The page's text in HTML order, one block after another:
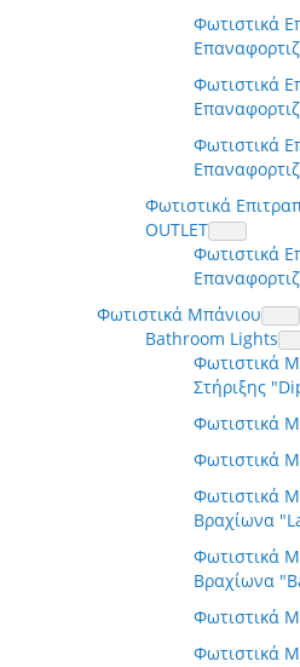
Φωτιστικά
Φωτιστικά
Φωτιστικά
Φωτιστικά
OUTLET
Φωτιστικά
Φωτιστικά Μπάνιου
Bathroom Lights
Φωτιστικά
Στήριξης
Φωτιστικά
Φωτιστικά
Φωτιστικά
Βραχίωνα
Φωτιστικά
Βραχίωνα
Φωτιστικά
Φωτιστικά